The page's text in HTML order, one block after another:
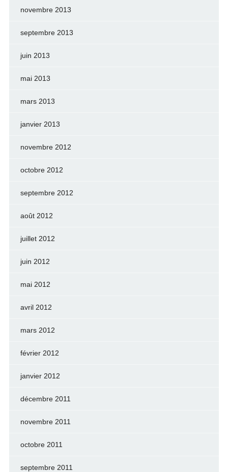
novembre 2013
septembre 2013
juin 2013
mai 2013
mars 2013
janvier 2013
novembre 2012
octobre 2012
septembre 2012
août 2012
juillet 2012
juin 2012
mai 2012
avril 2012
mars 2012
février 2012
janvier 2012
décembre 2011
novembre 2011
octobre 2011
septembre 2011